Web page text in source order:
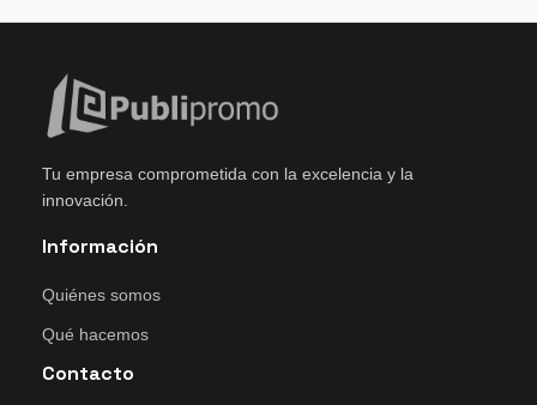
Tu empresa comprometida con la excelencia y la
innovación.
Información
Quiénes somos
Qué hacemos
Contacto